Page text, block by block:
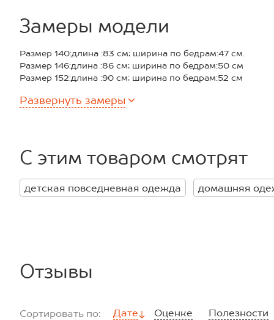
– утяжки со стопперами на штанинах — можно
– универсальный однотонный цвет легко
Комфортны в использовании и ярко выражают стиль
Модель Иван, рост 155 см, параметры 72-68-81. На нем
Замеры модели
Размер 140:длина :83 см; ширина по бедрам:47 см.
Размер 146:длина :86 см; ширина по бедрам:50 см
Размер 152:длина :90 см; ширина по бедрам:52 см
Размер 164:длина :96 см; ширина по бедрам:57 см
Развернуть замеры
С этим товаром смотрят
детская повседневная одежда домашняя
Отзывы
Сортировать по: Дате Оценке Полезности